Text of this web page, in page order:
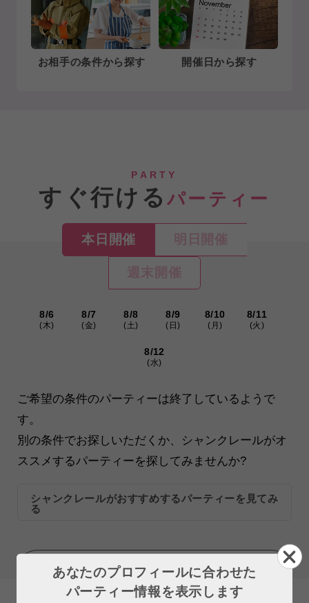
お相手の条件から探す 開催日から探す
PARTY
すぐ行ける パーティー
本日開催 明日開催
週末開催
8/6
(木)
8/7
(金)
8/8
(土)
8/9
(日)
8/10
(月)
8/11
(火)
8/12
(水)
ご希望の条件のパーティーは終了しているようで
す。
別の条件でお探しいただくか、シャンクレールがオ
ススメするパーティーを探してみませんか?
シャンクレールがおすすめするパーティーを見てみ
る
MORE
あなたのプロフィールに合わせた
パーティー情報を表示します